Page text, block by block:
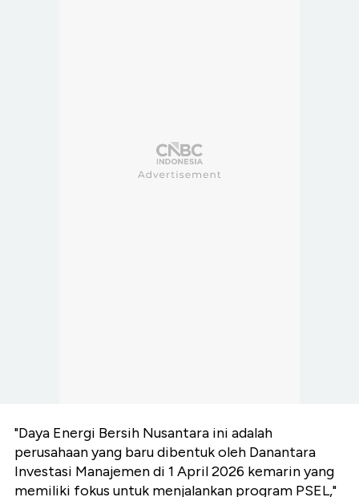
"Daya Energi Bersih Nusantara ini adalah
perusahaan yang baru dibentuk oleh Danantara
Investasi Manajemen di 1 April 2026 kemarin yang
memiliki fokus untuk menjalankan program PSEL,"